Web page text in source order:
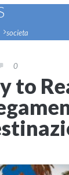
societa
0
to